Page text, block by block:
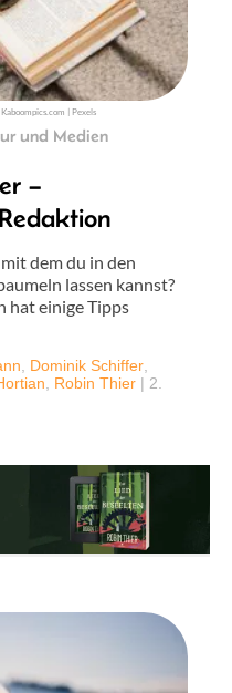
Kaboompics.com | Pexels
und Medien
–
dem du in den
lassen kannst?
hat einige Tipps
, Dominik Schiffer,
, Robin Thier | 2.